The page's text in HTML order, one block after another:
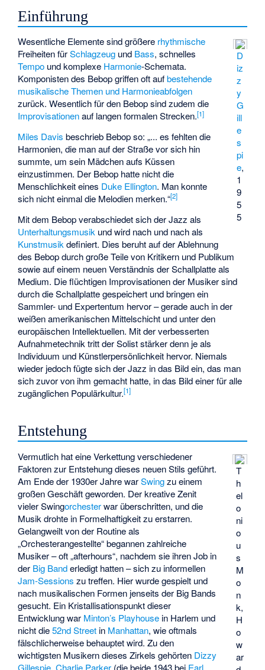
Einführung
D
iz
z
y
G
ill
e
s
pi
e,
1
9
5
5
Wesentliche Elemente sind größere rhythmische
Freiheiten fürSchlagzeug und Bass, schnelles
Tempo und komplexe Harmonie-Schemata.
Komponisten des Bebop griffen oft aufbestehende
musikalische Themen und Harmonieabfolgen
zurück. Wesentlich für den Bebop sind zudem die
Improvisationenauf langen formalen Strecken.[1]
Miles Davis beschrieb Bebop so: „... es fehlten die
Harmonien, die man auf der Straße vor sich hin
summte, um sein Mädchen aufs Küssen
einzustimmen. Der Bebop hatte nicht die
Menschlichkeit eines Duke Ellington. Man konnte
sich nicht einmal die Melodien merken.“[2]
Mit dem Bebop verabschiedet sich der Jazz als
Unterhaltungsmusik und wird nach und nach als
Kunstmusik definiert. Dies beruht auf der Ablehnung
des Bebop durch große Teile von Kritikern und Publikum
sowie auf einem neuen Verständnis der Schallplatte als
Medium. Die flüchtigen Improvisationen der Musiker sind
durch die Schallplatte gespeichert und bringen ein
Sammler- und Expertentum hervor – gerade auch in der
weißen amerikanischen Mittelschicht und unter den
europäischen Intellektuellen. Mit der verbesserten
Aufnahmetechnik tritt der Solist stärker denn je als
Individuum und Künstlerpersönlichkeit hervor. Niemals
wieder jedoch fügte sich der Jazz in das Bild ein, das man
sich zuvor von ihm gemacht hatte, in das Bild einer für alle
zugänglichen Populärkultur.[1]
Entstehung
T
h
el
o
ni
o
u
s
M
o
n
k,
H
o
w
ar
Vermutlich hat eine Verkettung verschiedener
Faktoren zur Entstehung dieses neuen Stils geführt.
Am Ende der 1930er Jahre warSwingzu einem
großen Geschäft geworden. Der kreative Zenit
vieler Swingorchesterwar überschritten, und die
Musik drohte in Formelhaftigkeit zu erstarren.
Gelangweilt von der Routine als
„Orchesterangestellte“ begannen zahlreiche
Musiker – oft „afterhours“, nachdem sie ihren Job in
der Big Banderledigt hatten – sich zu informellen
Jam-Sessions zu treffen. Hier wurde gespielt und
nach musikalischen Formen jenseits der Big Bands
gesucht. Ein Kristallisationspunkt dieser
Entwicklung war Minton’s Playhouse in Harlem und
nicht die52nd Street in Manhattan, wie oftmals
fälschlicherweise behauptet wird. Zu den
wichtigsten Musikern dieses Zirkels gehörten Dizzy
Gillespie,Charlie Parker (die beide 1943 bei Earl